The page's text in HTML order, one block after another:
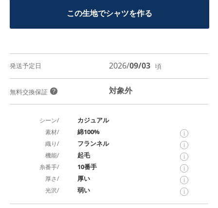
この生地でシャツを作る
発送予定日 2026/09/03 頃
無料交換保証 ？ 対象外
シーン/ カジュアル
素材/ 綿100% i
織り/ フランネル i
機能/ 起毛 i
糸番手/ 10番手 i
厚さ/ 厚い i
光沢/ 弱い i